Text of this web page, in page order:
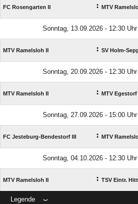
FC Rosengarten II : MTV
Sonntag, 13.09.2026 - 12:30
MTV Ramelsloh II : SV Holm-
Sonntag, 20.09.2026 - 12:30
MTV Ramelsloh II : MTV Egestorf II
Sonntag, 27.09.2026 - 15:00
FC Jesteburg-Bendestorf III : MTV
Sonntag, 04.10.2026 - 12:30
MTV Ramelsloh II : TSV Eintr.
Legende